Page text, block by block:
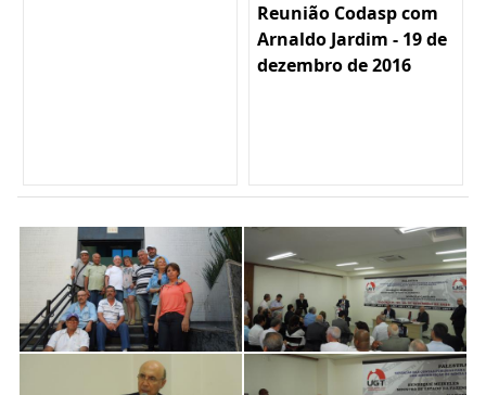
Reunião Codasp com
Arnaldo Jardim - 19 de
dezembro de 2016